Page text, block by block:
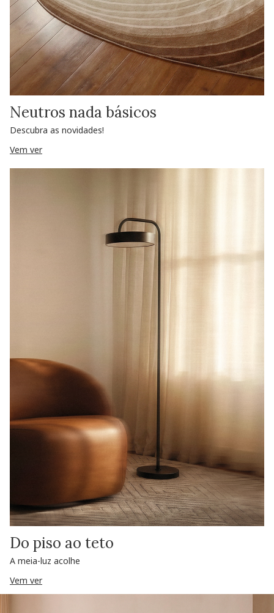
Neutros nada básicos
Descubra as novidades!
Vem ver
Do piso ao teto
A meia-luz acolhe
Vem ver